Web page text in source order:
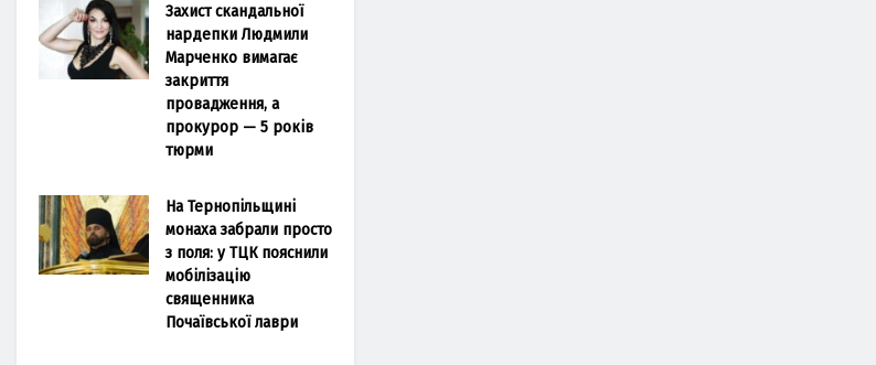
Захист скандальної
нардепки Людмили
Марченко вимагає
закриття
провадження, а
прокурор — 5 років
тюрми
На Тернопільщині
монаха забрали просто
з поля: у ТЦК пояснили
мобілізацію
священника
Почаївської лаври